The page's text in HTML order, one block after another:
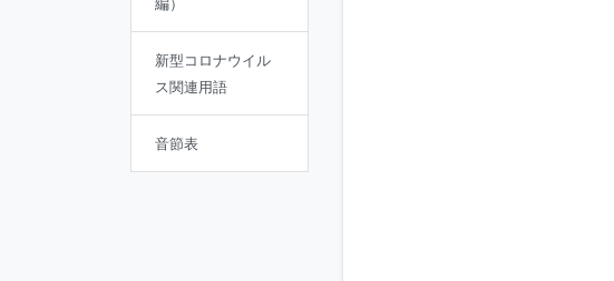
編）
新型コロナウイル
ス関連用語
音節表